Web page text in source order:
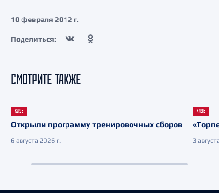
10 февраля 2012 г.
Поделиться:
СМОТРИТЕ ТАКЖЕ
КЛУБ
Открыли программу тренировочных сборов
6 августа 2026 г.
КЛУБ
3